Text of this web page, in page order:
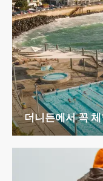
더니든에서 꼭